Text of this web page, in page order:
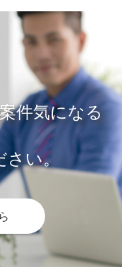
件気になる
い。